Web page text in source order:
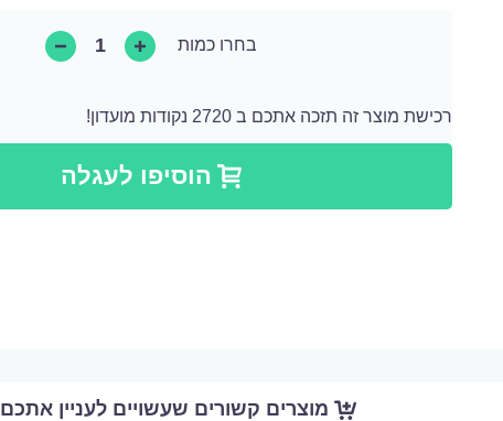
בחרו כמות
רכישת מוצר זה תזכה אתכם ב 2720 נקודות מועדון!
הוסיפו לעגלה
מוצרים קשורים שעשויים לעניין אתכם